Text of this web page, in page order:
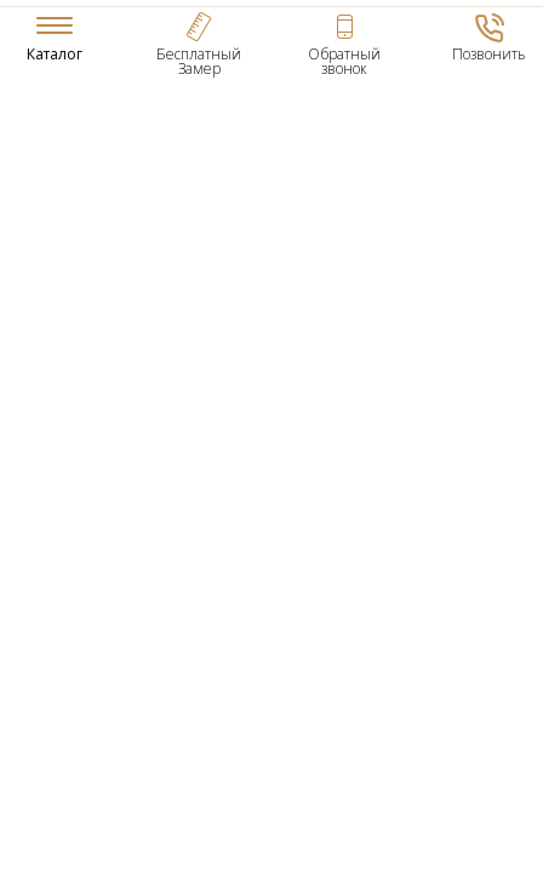
Каталог Бесплатный
Замер
Обратный
звонок
Позвонить